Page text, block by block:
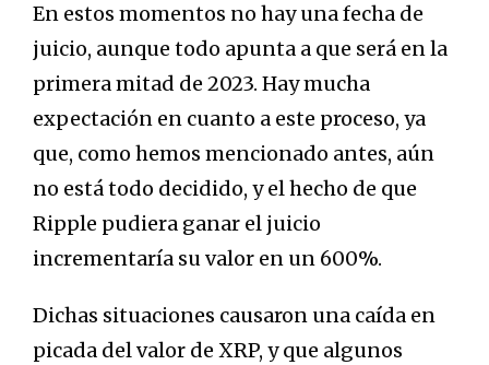
En estos momentos no hay una fecha de
juicio, aunque todo apunta a que será en la
primera mitad de 2023. Hay mucha
expectación en cuanto a este proceso, ya
que, como hemos mencionado antes, aún
no está todo decidido, y el hecho de que
Ripple pudiera ganar el juicio
incrementaría su valor en un 600%.
Dichas situaciones causaron una caída en
picada del valor de XRP, y que algunos